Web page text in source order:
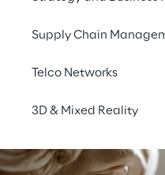
Supply Chain
Telco Networks
3D & Mixed Reality